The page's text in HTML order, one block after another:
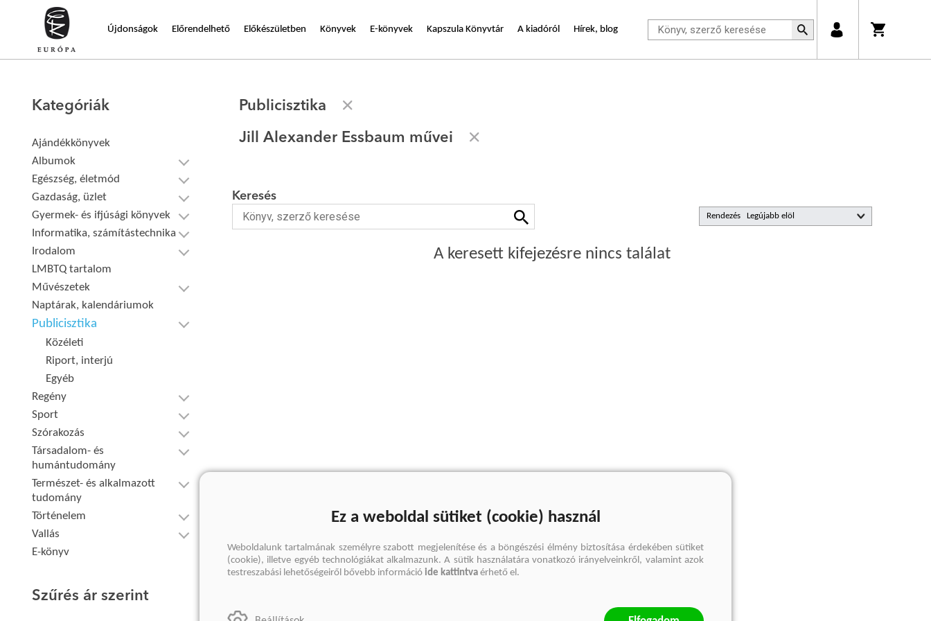
Újdonságok Előrendelhető Előkészületben Könyvek E-könyvek Kapszula Könyvtár A kiadóról Hírek, blog
Kategóriák
Ajándékkönyvek
Albumok
Egészség, életmód
Gazdaság, üzlet
Gyermek- és ifjúsági könyvek
Informatika, számítástechnika
Irodalom
LMBTQ tartalom
Művészetek
Naptárak, kalendáriumok
Publicisztika
Közéleti
Riport, interjú
Egyéb
Regény
Sport
Szórakozás
Társadalom- és
humántudomány
Természet- és alkalmazott
tudomány
Történelem
Vallás
E-könyv
Szűrés ár szerint
Publicisztika
Jill Alexander Essbaum művei
Rendezés
Keresés
A keresett kifejezésre nincs találat
Ez a weboldal sütiket (cookie) használ
Weboldalunk tartalmának személyre szabott megjelenítése és a böngészési élmény biztosítása érdekében sütiket
(cookie), illetve egyéb technológiákat alkalmazunk. A sütik használatára vonatkozó irányelveinkről, valamint azok
testreszabási lehetőségeiről bővebb információ ide kattintva érhető el.